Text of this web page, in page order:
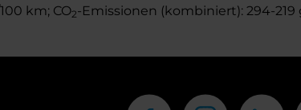
km; CO2-Emissionen (kombiniert): 294-219